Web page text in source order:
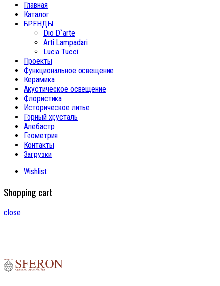
Главная
Каталог
БРЕНДЫ
Dio D`arte
Arti Lampadari
Lucia Tucci
Проекты
Функциональное освещение
Керамика
Акустическое освещение
Флористика
Историческое литье
Горный хрусталь
Алебастр
Геометрия
Контакты
Загрузки
Wishlist
Shopping cart
close